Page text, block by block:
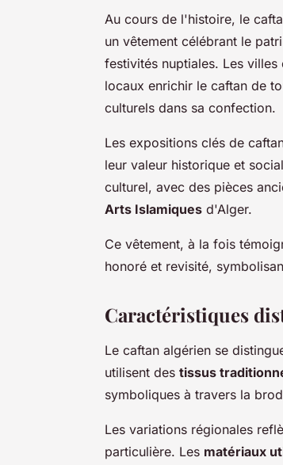
Au cours de l'histoire, le
un vêtement célébrant le
festivités nuptiales. Les
locaux enrichir le caftan de
culturels dans sa confection.
Les expositions clés de
leur valeur historique et
culturel, avec des pièces
Arts Islamiques d'Alger.
Ce vêtement, à la fois
honoré et revisité,
Caractéristiques
Le caftan algérien se
utilisent des tissus
symboliques à travers la
Les variations régionales
particulière. Les matériaux